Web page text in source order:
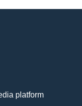
platform